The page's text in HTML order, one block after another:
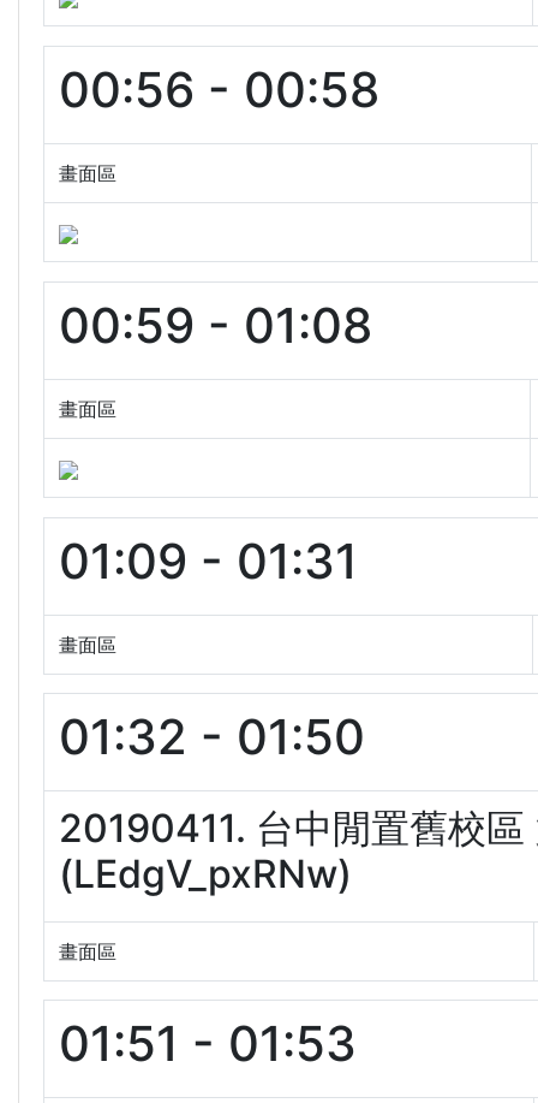
00:56 - 00:58
畫面區
00:59 - 01:08
畫面區
01:09 - 01:31
畫面區
01:32 - 01:50
20190411. 台中閒置舊校
(LEdgV_pxRNw)
畫面區
01:51 - 01:53